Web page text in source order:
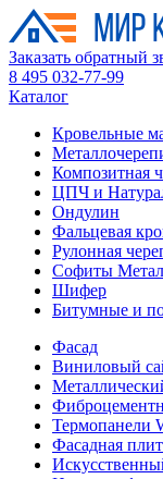
Заказать обратный
8 495 032-77-99
Каталог
Кровельные
Композитная
ЦПЧ и
Ондулин
Фальцевая
Рулонная
Софиты
Шифер
Битумные и
Фасад
Виниловый
Термопанели
Фасадная